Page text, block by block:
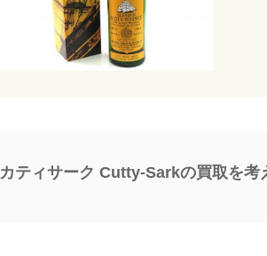
カティサーク Cutty-Sarkの買取を考